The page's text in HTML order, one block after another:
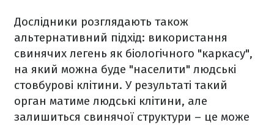
Дослідники розглядають також
альтернативний підхід: використання
свинячих легень як біологічного "каркасу",
на який можна буде "населити" людські
стовбурові клітини. У результаті такий
орган матиме людські клітини, але
залишиться свинячої структури – це може